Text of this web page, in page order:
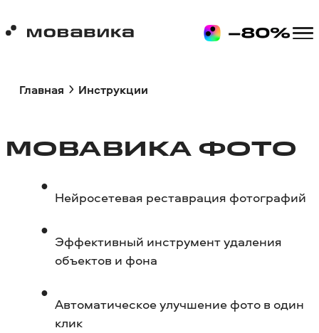
Главная Инструкции
МОВАВИКА ФОТО
Нейросетевая реставрация фотографий
Эффективный инструмент удаления
объектов и фона
Автоматическое улучшение фото в один
клик